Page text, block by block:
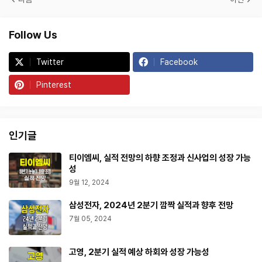
Follow Us
Twitter Facebook
Pinterest
인기글
티이엠씨, 실적 전망의 하향 조정과 신사업의 성장 가능
성
9월 12, 2024
삼성전자, 2024년 2분기 깜짝 실적과 향후 전망
7월 05, 2024
고영, 2분기 실적 예상 하회와 성장 가능성